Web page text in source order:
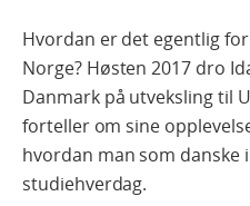
Hvordan er det egentlig
Norge? Høsten 2017 dro
Danmark på utveksling til
forteller om sine
hvordan man som
studiehverdag.